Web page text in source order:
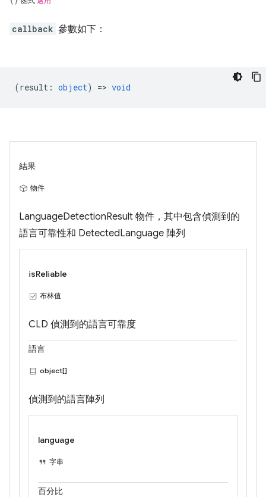
callback 參數如下：
(result : object) => void
結果
物件
LanguageDetectionResult 物件，其中包含偵測到的
語言可靠性和 DetectedLanguage 陣列
isReliable
布林值
CLD 偵測到的語言可靠度
語言
object[]
偵測到的語言陣列
language
字串
百分比